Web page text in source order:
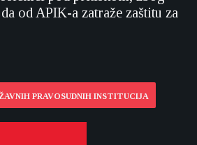
od APIK-a zatraže zaštitu za
PRAVOSUDNIH INSTITUCIJA